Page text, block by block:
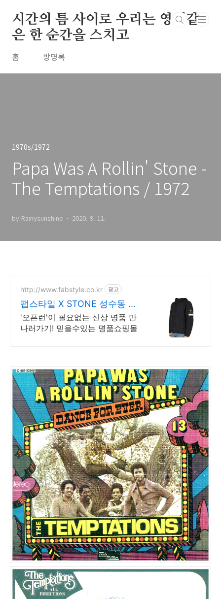
시간의 틈 사이로 우리는 영원같
은 한 순간을 스치고
홈 방명록
1970s/1972
Papa Was A Rollin' Stone -
The Temptations / 1972
by Rainysunshine 2020. 9. 11.
http://www.fabstyle.co.kr 광고
팹스타일 X STONE 성수동 매
장
'오픈런'이 필요없는 신상 명품 만
나러가기! 믿을수있는 명품쇼핑몰